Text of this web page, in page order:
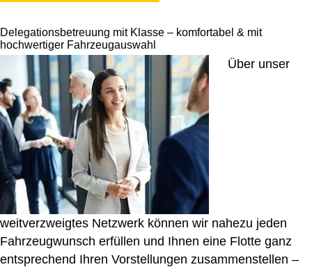
Delegationsbetreuung mit Klasse – komfortabel & mit
hochwertiger Fahrzeugauswahl
Über unser
weitverzweigtes Netzwerk können wir nahezu jeden
Fahrzeugwunsch erfüllen und Ihnen eine Flotte ganz
entsprechend Ihren Vorstellungen zusammenstellen –